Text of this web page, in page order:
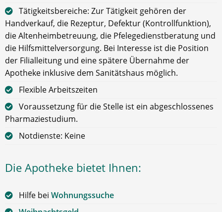
Tätigkeitsbereiche: Zur Tätigkeit gehören der
Handverkauf, die Rezeptur, Defektur (Kontrollfunktion),
die Altenheimbetreuung, die Pfelegedienstberatung und
die Hilfsmittelversorgung. Bei Interesse ist die Position
der Filialleitung und eine spätere Übernahme der
Apotheke inklusive dem Sanitätshaus möglich.
Flexible Arbeitszeiten
Voraussetzung für die Stelle ist ein abgeschlossenes
Pharmaziestudium.
Notdienste: Keine
Die Apotheke bietet Ihnen:
Hilfe bei Wohnungssuche